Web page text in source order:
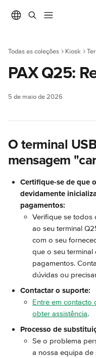
Todas as coleções Kiosk
PAX Q25:
5 de maio de 2026
O terminal
mensagem
Certifique-se de que
devidamente
pagamentos:
Verifique se todos
ao seu terminal
com o seu
que o seu
pagamentos.
dúvidas ou
Contactar o suporte:
Entre em contacto
obter assistência.
Processo de
Se o problema
a nossa equipa de